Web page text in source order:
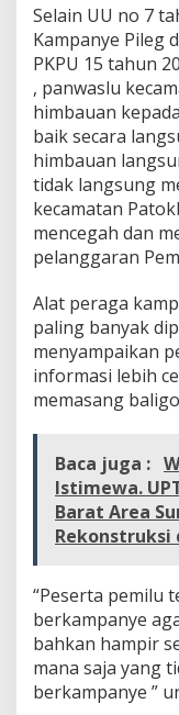
Selain UU no 7
Kampanye Pileg
PKPU 15 tahun
, panwaslu
himbauan
baik secara
himbauan
tidak langsung
kecamatan
mencegah dan
pelanggaran
Alat peraga
paling banyak
menyampaikan
informasi lebih
memasang
Baca juga :
Istimewa.
Barat Area
Rekonstruksi
“Peserta pemilu
berkampanye
bahkan hampir
mana saja yang
berkampanye ”